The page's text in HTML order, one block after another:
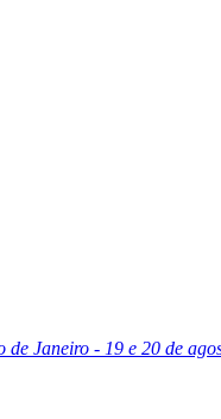
de Janeiro - 19 e 20 de